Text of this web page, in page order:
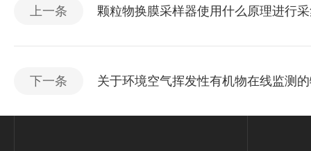
上一条 颗粒物换膜采样器使用什么原理进行
下一条 关于环境空气挥发性有机物在线监测